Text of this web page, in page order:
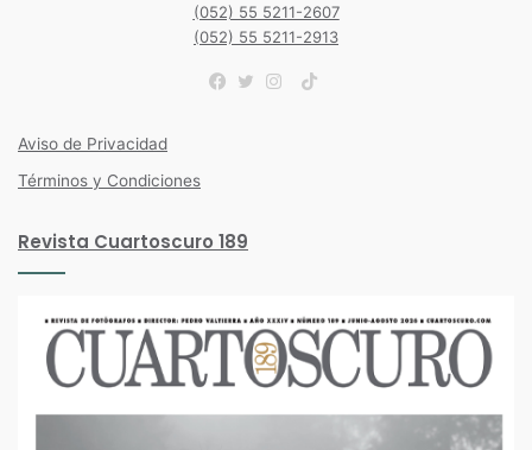
(052) 55 5211-2607
(052) 55 5211-2913
TikTok
Aviso de Privacidad
Términos y Condiciones
Revista Cuartoscuro 189